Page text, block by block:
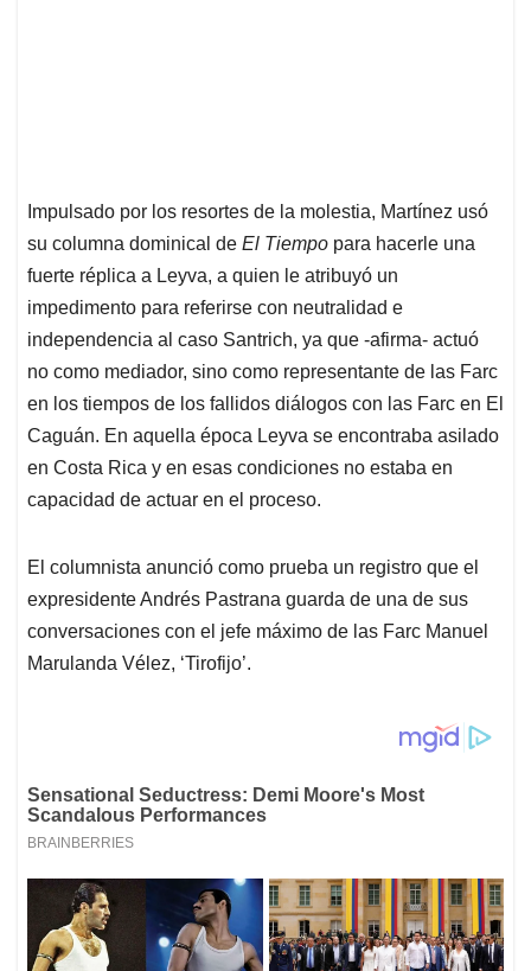
Impulsado por los resortes de la molestia, Martínez usó
su columna dominical de El Tiempo para hacerle una
fuerte réplica a Leyva, a quien le atribuyó un
impedimento para referirse con neutralidad e
independencia al caso Santrich, ya que -afirma- actuó
no como mediador, sino como representante de las Farc
en los tiempos de los fallidos diálogos con las Farc en El
Caguán. En aquella época Leyva se encontraba asilado
en Costa Rica y en esas condiciones no estaba en
capacidad de actuar en el proceso.
El columnista anunció como prueba un registro que el
expresidente Andrés Pastrana guarda de una de sus
conversaciones con el jefe máximo de las Farc Manuel
Marulanda Vélez, ‘Tirofijo’.